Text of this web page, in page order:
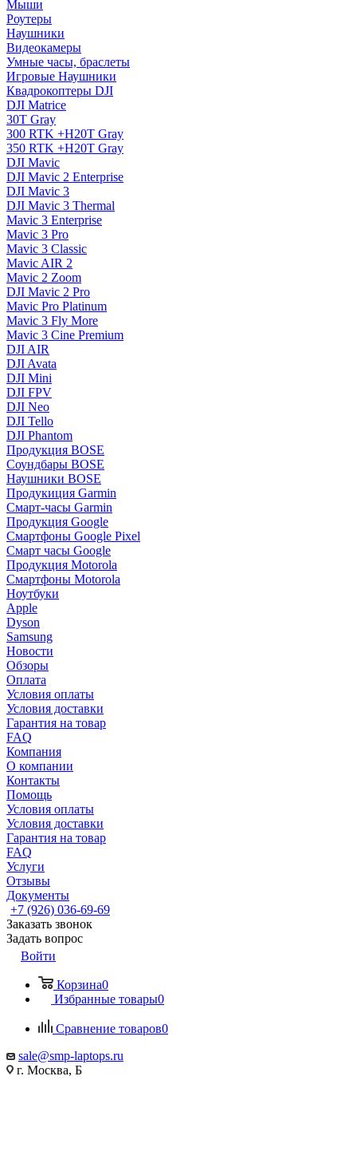
Мыши
Роутеры
Наушники
Видеокамеры
Умные часы, браслеты
Игровые Наушники
Квадрокоптеры DJI
DJI Matrice
30T Gray
300 RTK +H20T Gray
350 RTK +H20T Gray
DJI Mavic
DJI Mavic 2 Enterprise
DJI Mavic 3
DJI Mavic 3 Thermal
Mavic 3 Enterprise
Mavic 3 Pro
Mavic 3 Сlassic
Mavic AIR 2
Mavic 2 Zoom
DJI Mavic 2 Pro
Mavic Pro Platinum
Mavic 3 Fly More
Mavic 3 Cine Premium
DJI AIR
DJI Avata
DJI Mini
DJI FPV
DJI Neo
DJI Tello
DJI Phantom
Продукция BOSE
Соундбары BOSE
Наушники BOSE
Продукиция Garmin
Смарт-часы Garmin
Продукция Google
Смартфоны Google Pixel
Смарт часы Google
Продукция Motorola
Смартфоны Motorola
Ноутбуки
Apple
Dyson
Samsung
Новости
Обзоры
Оплата
Условия оплаты
Условия доставки
Гарантия на товар
FAQ
Компания
О компании
Контакты
Помощь
Условия оплаты
Условия доставки
Гарантия на товар
FAQ
Услуги
Отзывы
Документы
+7 (926) 036-69-69
Заказать звонок
Задать вопрос
Войти
Корзина0
Избранные товары0
Сравнение товаров0
sale@smp-laptops.ru
г. Москва, Б